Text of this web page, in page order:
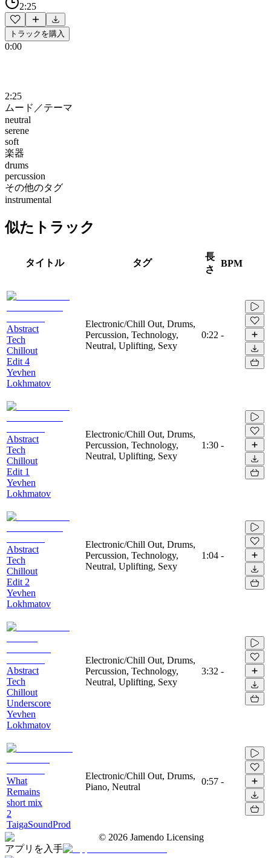
2:25
トラックを購入
0:00
2:25
ムード／テーマ
neutral
serene
soft
楽器
drums
percussion
その他のタグ
instrumental
似たトラック
タイトル タグ
長
さ
BPM
Abstract
Tech
Chillout
Edit 4
Yevhen
Lokhmatov
Electronic/Chill Out, Drums,
Percussion, Technology,
Neutral, Uplifting, Sexy
0:22 -
Abstract
Tech
Chillout
Edit 1
Yevhen
Lokhmatov
Electronic/Chill Out, Drums,
Percussion, Technology,
Neutral, Uplifting, Sexy
1:30 -
Abstract
Tech
Chillout
Edit 2
Yevhen
Lokhmatov
Electronic/Chill Out, Drums,
Percussion, Technology,
Neutral, Uplifting, Sexy
1:04 -
Abstract
Tech
Chillout
Underscore
Yevhen
Lokhmatov
Electronic/Chill Out, Drums,
Percussion, Technology,
Neutral, Uplifting, Sexy
3:32 -
What
Remains
short mix
2
TaigaSoundProd
Electronic/Chill Out, Drums,
Piano, Neutral
0:57 -
© 2026 Jamendo Licensing
アプリを入手